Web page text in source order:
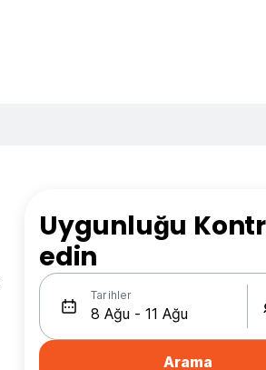
Uygunluğu
edin
Tarihler
Arama